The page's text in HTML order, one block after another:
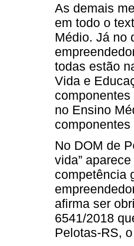
As demais
em todo o
Médio. Já no
todas estão
Vida e
no Ensino
No DOM de
vida”
competência
afirma ser
6541/2018
Pelotas-RS,